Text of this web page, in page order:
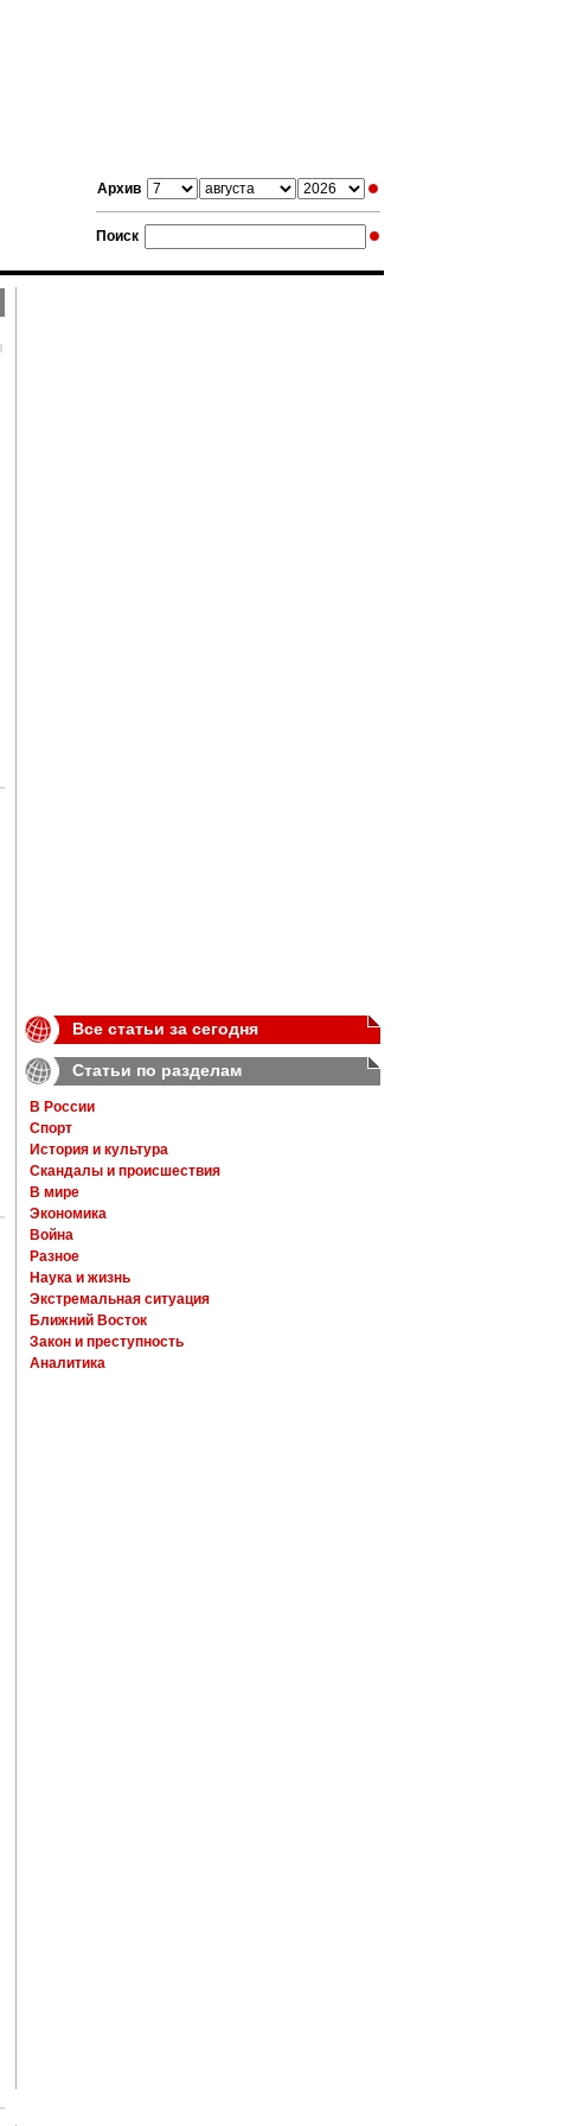
Архив
Поиск
Все статьи за сегодня
Статьи по разделам
В России
Спорт
История и культура
Скандалы и происшествия
В мире
Экономика
Война
Разное
Наука и жизнь
Экстремальная ситуация
Ближний Восток
Закон и преступность
Аналитика